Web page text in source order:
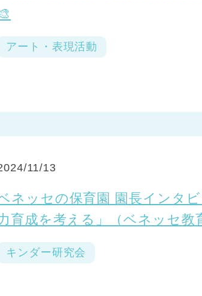
アート・表現活動
11/13
ネッセの保育園 園長インタ
育成を考える」（ベネッセ
います
キンダー研究会